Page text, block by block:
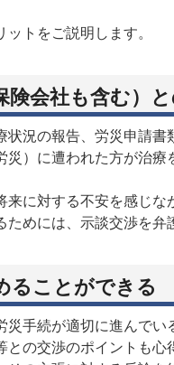
トをご説明します。
険会社も含む）
況の報告、労災申請
）に遭われた方が治
に対する不安を感じ
めには、示談交渉を
ることができる
手続が適切に進んで
の交渉のポイントも